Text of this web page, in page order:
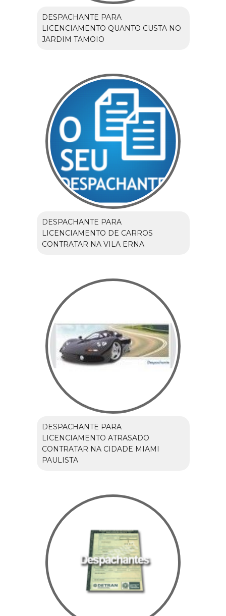
DESPACHANTE PARA
LICENCIAMENTO QUANTO CUSTA NO
JARDIM TAMOIO
DESPACHANTE PARA
LICENCIAMENTO DE CARROS
CONTRATAR NA VILA ERNA
DESPACHANTE PARA
LICENCIAMENTO ATRASADO
CONTRATAR NA CIDADE MIAMI
PAULISTA